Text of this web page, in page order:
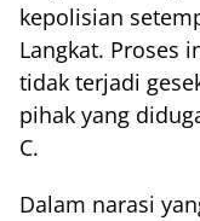
kepolisian
Langkat. Proses
tidak terjadi
pihak yang
C.
Dalam narasi